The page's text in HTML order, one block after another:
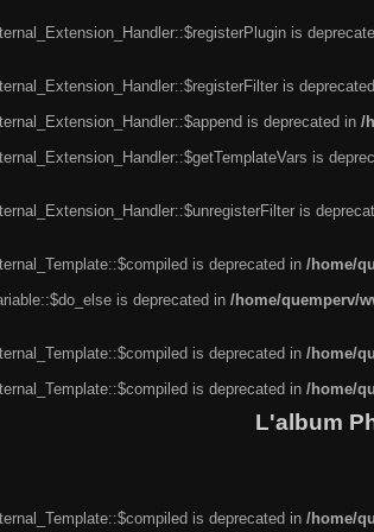
is
is
is deprecated in /
is
is
is deprecated in /home/
is deprecated in /home/quemperv/
is deprecated in /home/
is deprecated in /home/
L'album
is deprecated in /home/